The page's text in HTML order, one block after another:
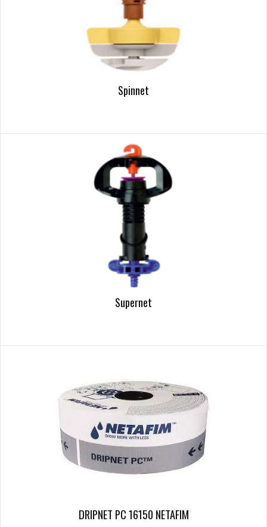
Spinnet
Supernet
DRIPNET PC 16150 NETAFIM